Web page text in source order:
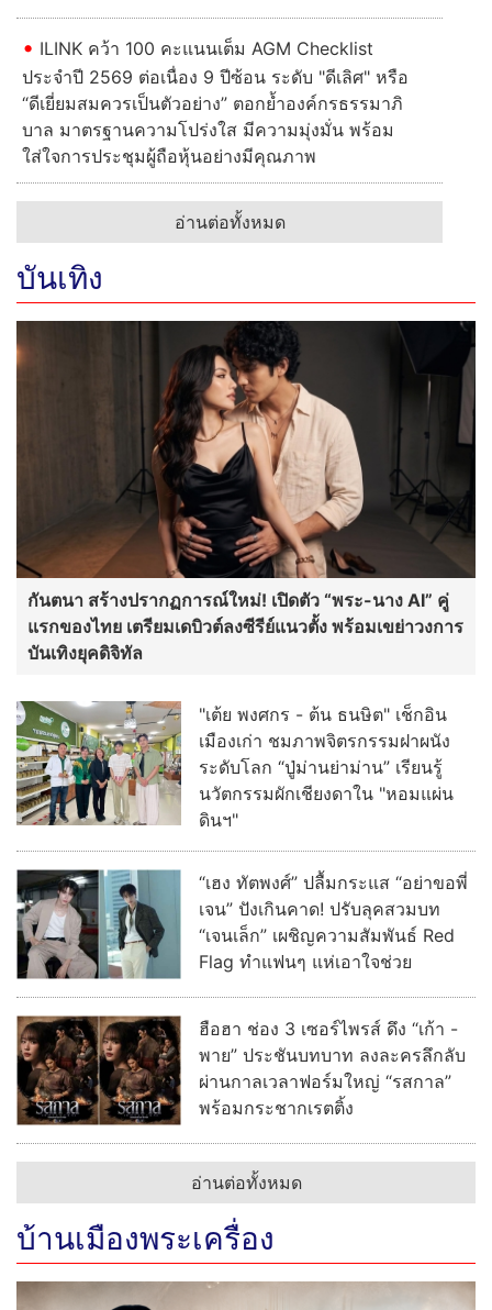
ILINK คว้า 100 คะแนนเต็ม AGM Checklist
ประจำปี 2569 ต่อเนื่อง 9 ปีซ้อน ระดับ "ดีเลิศ" หรือ
“ดีเยี่ยมสมควรเป็นตัวอย่าง” ตอกย้ำองค์กรธรรมาภิ
บาล มาตรฐานความโปร่งใส มีความมุ่งมั่น พร้อม
ใส่ใจการประชุมผู้ถือหุ้นอย่างมีคุณภาพ
อ่านต่อทั้งหมด
บันเทิง
กันตนา สร้างปรากฏการณ์ใหม่! เปิดตัว “พระ-นาง AI” คู่
แรกของไทย เตรียมเดบิวต์ลงซีรีย์แนวตั้ง พร้อมเขย่าวงการ
บันเทิงยุคดิจิทัล
"เต้ย พงศกร - ต้น ธนษิต" เช็กอิน
เมืองเก่า ชมภาพจิตรกรรมฝาผนัง
ระดับโลก “ปู่ม่านย่าม่าน” เรียนรู้
นวัตกรรมผักเชียงดาใน "หอมแผ่น
ดินฯ"
“เฮง ทัตพงศ์” ปลื้มกระแส “อย่าขอพี่
เจน” ปังเกินคาด! ปรับลุคสวมบท
“เจนเล็ก” เผชิญความสัมพันธ์ Red
Flag ทำแฟนๆ แห่เอาใจช่วย
ฮือฮา ช่อง 3 เซอร์ไพรส์ ดึง “เก้า -
พาย” ประชันบทบาท ลงละครลึกลับ
ผ่านกาลเวลาฟอร์มใหญ่ “รสกาล”
พร้อมกระชากเรตติ้ง
อ่านต่อทั้งหมด
บ้านเมืองพระเครื่อง